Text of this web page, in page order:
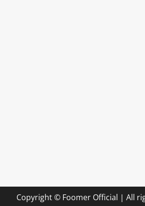
Copyright © Foomer Official | All